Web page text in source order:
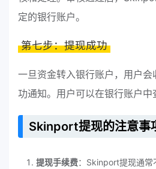
定的银行账户。
第七步：提现成功
一旦资金转入银行账户，用户
功通知。用户可以在银行账户中
Skinport提现的注意事
提现手续费：Skinport提现通常